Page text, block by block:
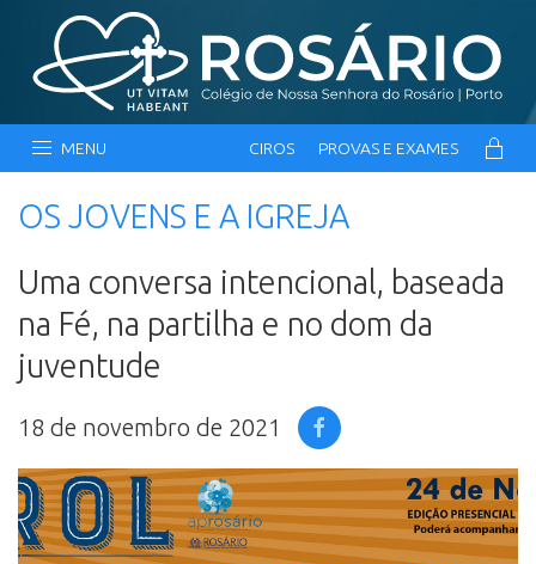
MENU CIROS PROVAS E EXAMES
OS JOVENS E A IGREJA
Uma conversa intencional, baseada
na Fé, na partilha e no dom da
juventude
18 de novembro de 2021